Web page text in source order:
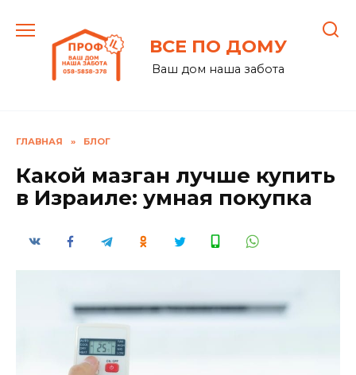
содержанию
ВСЕ ПО ДОМУ
Ваш дом наша забота
ГЛАВНАЯ » БЛОГ
Какой мазган лучше купить
в Израиле: умная покупка